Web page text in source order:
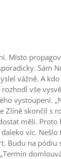
Místo
Sám
vážně. A
vše
vystoupení.
Zlíně skončil s
měli.
víc.
Budu na